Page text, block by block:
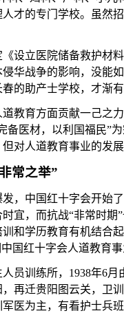
才的专门学校。虽然
设立医院储备救护材
华战争的影响，没能
的助产士学校，才渐有
教育方面贡献一己之
医材，以利国福民”为
对人道教育事业的发
常之举”
发，中国红十字会开始
宜，而抗战“非常时
和学历教育有机结合
国红十字会人道教育事
员训练所， 1938年6
再迁贵阳图云关，卫
医为主，有看护士兵